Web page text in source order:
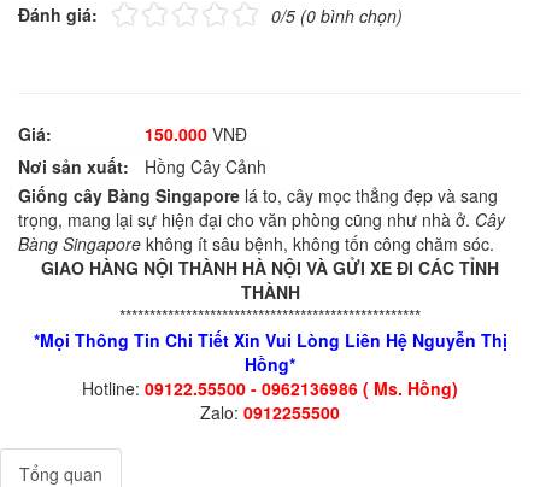
Đánh giá: 0/5 (0 bình chọn)
Giá: 150.000 VNĐ
Nơi sản xuất:
Hồng Cây Cảnh
Giống cây Bàng Singapore lá to, cây mọc thẳng đẹp và sang
trọng, mang lại sự hiện đại cho văn phòng cũng như nhà ở. Cây
Bàng Singapore không ít sâu bệnh, không tốn công chăm sóc.
GIAO HÀNG NỘI THÀNH HÀ NỘI VÀ GỬI XE ĐI CÁC TỈNH
THÀNH
**************************************************
*Mọi Thông Tin Chi Tiết Xin Vui Lòng Liên Hệ Nguyễn Thị
Hồng*
Hotline: 09122.55500 - 0962136986 ( Ms. Hồng)
Zalo: 0912255500
Tổng quan